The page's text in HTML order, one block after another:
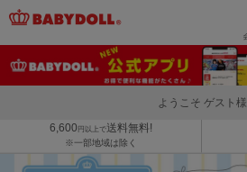
ようこそ ゲスト様
6,600 円以上で送料無料!
※一部地域は除く